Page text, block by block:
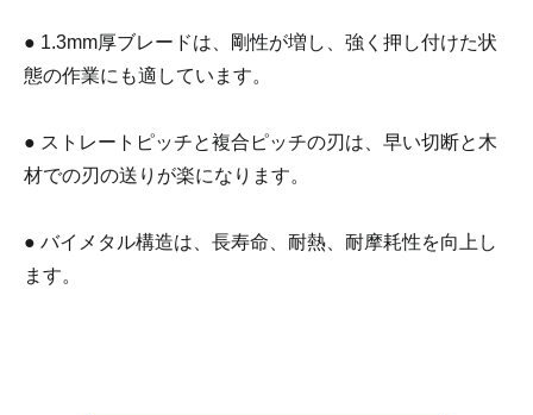
● 1.3mm厚ブレードは、剛性が増し、強く押し付けた状
態の作業にも適しています。
● ストレートピッチと複合ピッチの刃は、早い切断と木
材での刃の送りが楽になります。
● バイメタル構造は、長寿命、耐熱、耐摩耗性を向上し
ます。